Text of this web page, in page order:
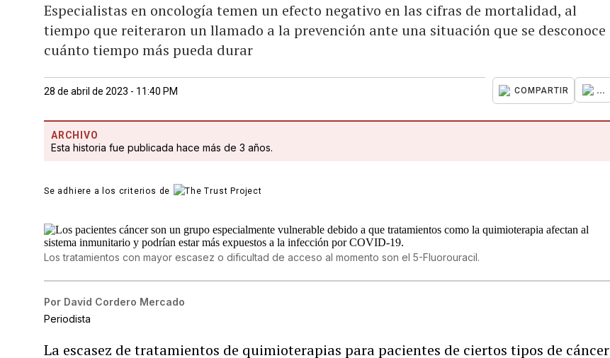
Especialistas en oncología temen un efecto negativo en las cifras de mortalidad, al
tiempo que reiteraron un llamado a la prevención ante una situación que se desconoce
cuánto tiempo más pueda durar
28 de abril de 2023 - 11:40 PM COMPARTIR ...
ARCHIVO
Esta historia fue publicada hace más de 3 años.
Se adhiere a los criterios de
Los tratamientos con mayor escasez o dificultad de acceso al momento son el 5-Fluorouracil.
Por David Cordero Mercado
Periodista
La escasez de tratamientos de quimioterapias para pacientes de ciertos tipos de cáncer